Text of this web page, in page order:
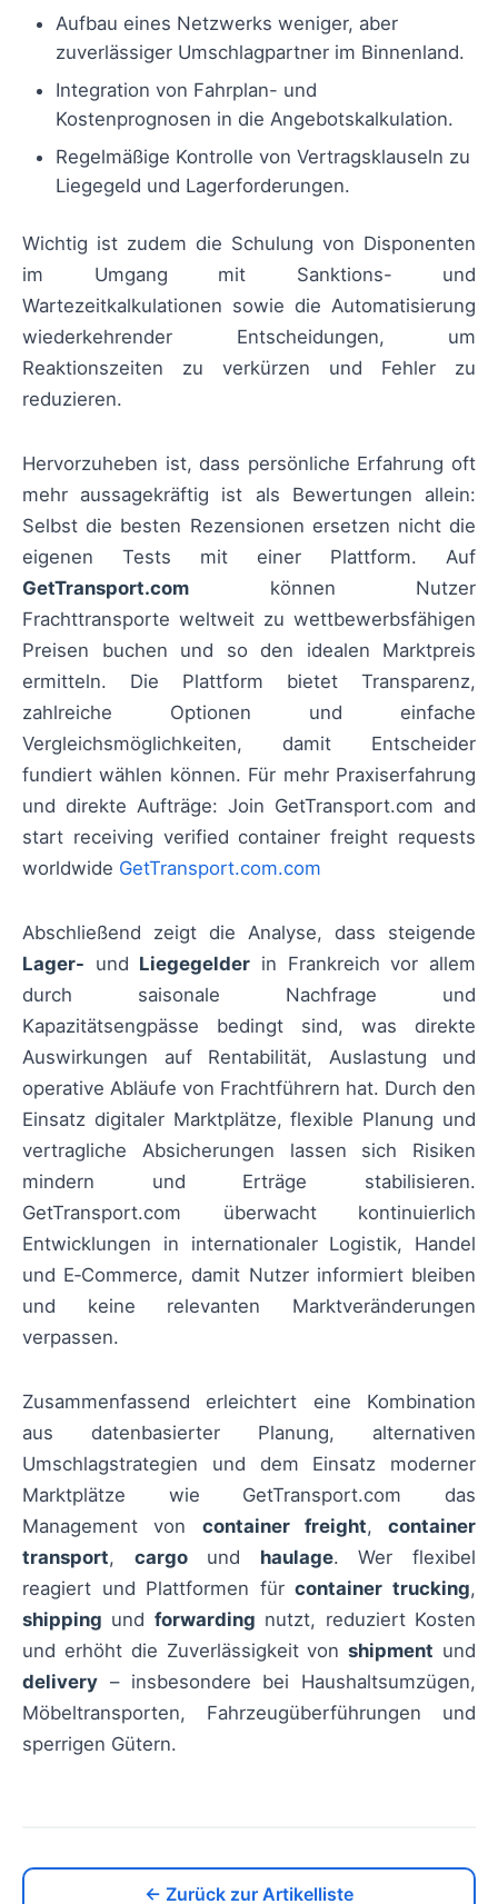
Aufbau eines Netzwerks weniger, aber
zuverlässiger Umschlagpartner im Binnenland.
Integration von Fahrplan- und
Kostenprognosen in die Angebotskalkulation.
Regelmäßige Kontrolle von Vertragsklauseln zu
Liegegeld und Lagerforderungen.
Wichtig ist zudem die Schulung von Disponenten
im Umgang mit Sanktions- und
Wartezeitkalkulationen sowie die Automatisierung
wiederkehrender Entscheidungen, um
Reaktionszeiten zu verkürzen und Fehler zu
reduzieren.
Hervorzuheben ist, dass persönliche Erfahrung oft
mehr aussagekräftig ist als Bewertungen allein:
Selbst die besten Rezensionen ersetzen nicht die
eigenen Tests mit einer Plattform. Auf
GetTransport.com können Nutzer
Frachttransporte weltweit zu wettbewerbsfähigen
Preisen buchen und so den idealen Marktpreis
ermitteln. Die Plattform bietet Transparenz,
zahlreiche Optionen und einfache
Vergleichsmöglichkeiten, damit Entscheider
fundiert wählen können. Für mehr Praxiserfahrung
und direkte Aufträge: Join GetTransport.com and
start receiving verified container freight requests
worldwide GetTransport.com.com
Abschließend zeigt die Analyse, dass steigende
Lager- und Liegegelder in Frankreich vor allem
durch saisonale Nachfrage und
Kapazitätsengpässe bedingt sind, was direkte
Auswirkungen auf Rentabilität, Auslastung und
operative Abläufe von Frachtführern hat. Durch den
Einsatz digitaler Marktplätze, flexible Planung und
vertragliche Absicherungen lassen sich Risiken
mindern und Erträge stabilisieren.
GetTransport.com überwacht kontinuierlich
Entwicklungen in internationaler Logistik, Handel
und E‑Commerce, damit Nutzer informiert bleiben
und keine relevanten Marktveränderungen
verpassen.
Zusammenfassend erleichtert eine Kombination
aus datenbasierter Planung, alternativen
Umschlagstrategien und dem Einsatz moderner
Marktplätze wie GetTransport.com das
Management von container freight, container
transport, cargound haulage. Wer flexibel
reagiert und Plattformen fürcontainer trucking,
shipping und forwarding nutzt, reduziert Kosten
und erhöht die Zuverlässigkeit vonshipment und
delivery – insbesondere bei Haushaltsumzügen,
Möbeltransporten, Fahrzeugüberführungen und
sperrigen Gütern.
← Zurück zur Artikelliste